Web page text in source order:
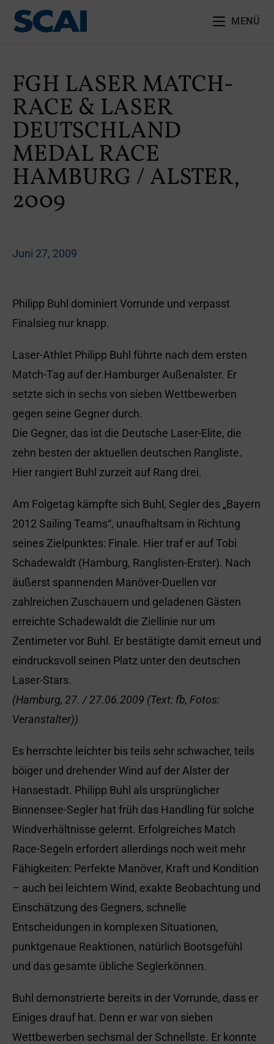
MENÜ
FGH LASER MATCH-
RACE & LASER
DEUTSCHLAND
MEDAL RACE
HAMBURG / ALSTER,
2009
Juni 27, 2009
Philipp Buhl dominiert Vorrunde und verpasst
Finalsieg nur knapp.
Laser-Athlet Philipp Buhl führte nach dem ersten
Match-Tag auf der Hamburger Außenalster. Er
setzte sich in sechs von sieben Wettbewerben
gegen seine Gegner durch.
Die Gegner, das ist die Deutsche Laser-Elite, die
zehn besten der aktuellen deutschen Rangliste.
Hier rangiert Buhl zurzeit auf Rang drei.
Am Folgetag kämpfte sich Buhl, Segler des „Bayern
2012 Sailing Teams“, unaufhaltsam in Richtung
seines Zielpunktes: Finale. Hier traf er auf Tobi
Schadewaldt (Hamburg, Ranglisten-Erster). Nach
äußerst spannenden Manöver-Duellen vor
zahlreichen Zuschauern und geladenen Gästen
erreichte Schadewaldt die Ziellinie nur um
Zentimeter vor Buhl. Er bestätigte damit erneut und
eindrucksvoll seinen Platz unter den deutschen
Laser-Stars.
(Hamburg, 27. / 27.06.2009 (Text: fb, Fotos:
Veranstalter))
Es herrschte leichter bis teils sehr schwacher, teils
böiger und drehender Wind auf der Alster der
Hansestadt. Philipp Buhl als ursprünglicher
Binnensee-Segler hat früh das Handling für solche
Windverhältnisse gelernt. Erfolgreiches Match
Race-Segeln erfordert allerdings noch weit mehr
Fähigkeiten: Perfekte Manöver, Kraft und Kondition
– auch bei leichtem Wind, exakte Beobachtung und
Einschätzung des Gegners, schnelle
Entscheidungen in komplexen Situationen,
punktgenaue Reaktionen, natürlich Bootsgefühl
und das gesamte übliche Seglerkönnen.
Buhl demonstrierte bereits in der Vorrunde, dass er
Einiges drauf hat. Denn er war von sieben
Wettbewerben sechsmal der Schnellste. Er konnte